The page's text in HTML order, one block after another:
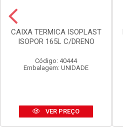
CAIXA TERMICA ISOPLAST
ISOPOR 165L C/DRENO
Código: 40444
Embalagem: UNIDADE
VER PREÇO